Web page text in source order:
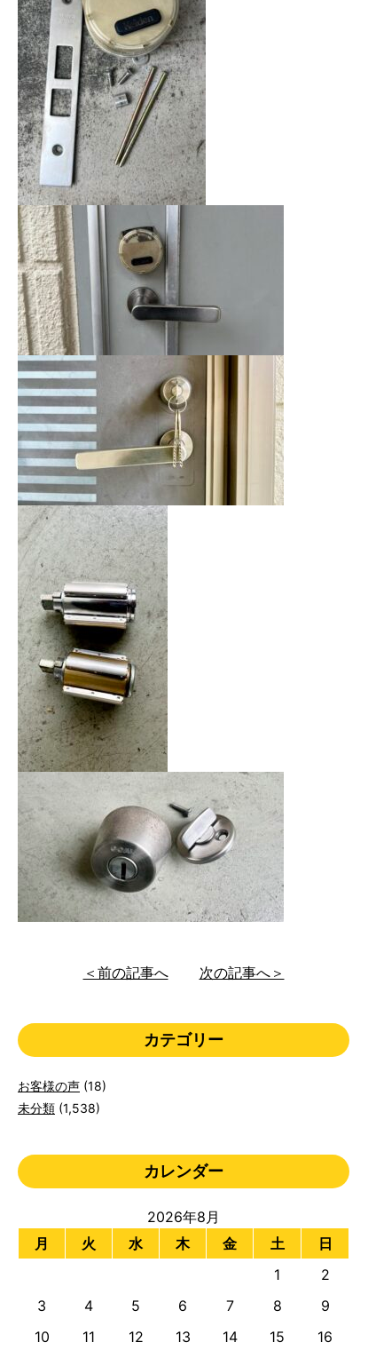
＜前の記事へ 次の記事へ＞
カテゴリー
お客様の声 (18)
未分類 (1,538)
カレンダー
2026年8月
月
火 水 木 金 土 日
1
2
3
4 5 6 7 8
9
10
11 12 13 14 15
16